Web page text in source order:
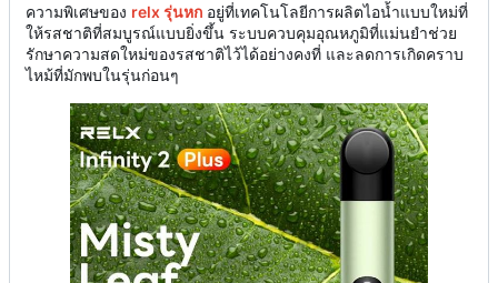
ความพิเศษของ relx รุ่นหก อยู่ที่เทคโนโลยีการผลิตไอน้ำแบบใหม่ที่
ให้รสชาติที่สมบูรณ์แบบยิ่งขึ้น ระบบควบคุมอุณหภูมิที่แม่นยำช่วย
รักษาความสดใหม่ของรสชาติไว้ได้อย่างคงที่ และลดการเกิดคราบ
ไหม้ที่มักพบในรุ่นก่อนๆ